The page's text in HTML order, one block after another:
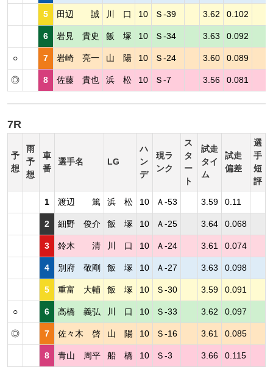
5 田辺 誠 川 口 10 Ｓ-39 3.62 0.102
6 岩見 貴史 飯 塚 10 Ｓ-34 3.63 0.092
○ 7 岩崎 亮一 山 陽 10 Ｓ-24 3.60 0.089
◎ 8 佐藤 貴也 浜 松 10 Ｓ-7 3.56 0.081
7R
予
想
雨
予
想
車
番
選手名 LG
ハ
ン
デ
現ラ
ンク
ス
タ
ー
ト
試走
タイ
ム
試走
偏差
選
手
短
評
1 渡辺 篤 浜 松 10 Ａ-53 3.59 0.11
2 細野 俊介 飯 塚 10 Ａ-25 3.64 0.068
3 鈴木 清 川 口 10 Ａ-24 3.61 0.074
4 別府 敬剛 飯 塚 10 Ａ-27 3.63 0.098
5 重富 大輔 飯 塚 10 Ｓ-30 3.59 0.091
○ 6 高橋 義弘 川 口 10 Ｓ-33 3.62 0.097
◎ 7 佐々木 啓 山 陽 10 Ｓ-16 3.61 0.085
8 青山 周平 船 橋 10 Ｓ-3 3.66 0.115